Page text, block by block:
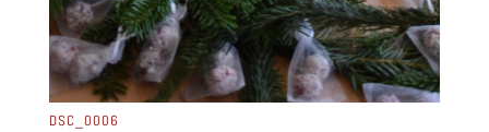
DSC_0006